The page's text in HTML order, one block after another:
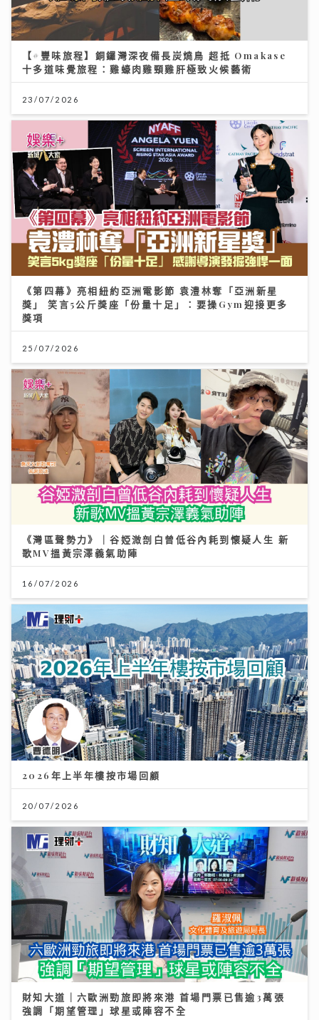
【#豐味旅程】銅鑼灣深夜備長炭燒鳥 超抵 Omakase
十多道味覺旅程：雞蠔肉雞頸雞肝極致火候藝術
23/07/2026
《第四幕》亮相紐約亞洲電影節 袁澧林奪「亞洲新星
獎」 笑言5公斤獎座「份量十足」：要操Gym迎接更多
獎項
25/07/2026
《灣區聲勢力》｜谷婭溦剖白曾低谷內耗到懷疑人生 新
歌MV搵黃宗澤義氣助陣
16/07/2026
2026年上半年樓按市場回顧
20/07/2026
財知大道｜六歐洲勁旅即將來港 首場門票已售逾3萬張
強調「期望管理」球星或陣容不全